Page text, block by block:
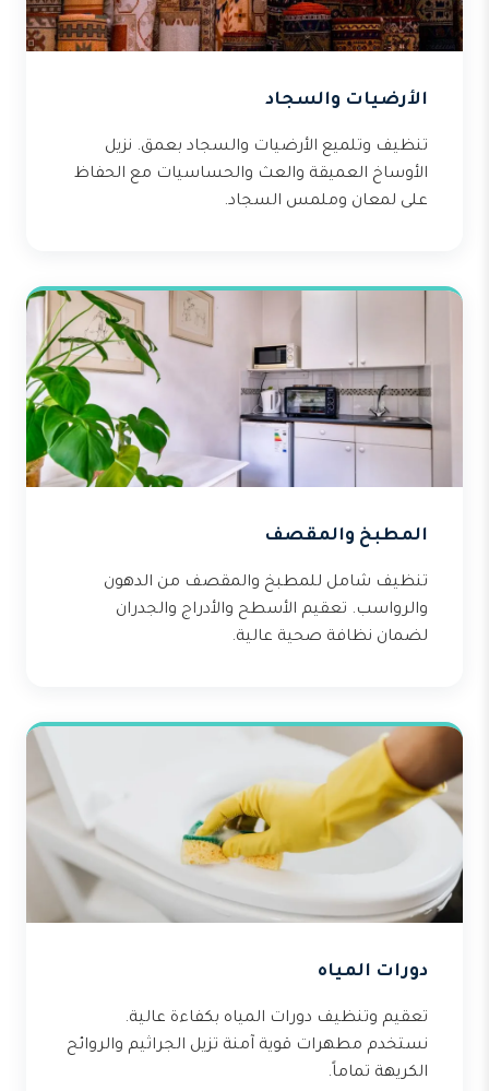
الأرضيات والسجاد
تنظيف وتلميع الأرضيات والسجاد بعمق. نزيل
الأوساخ العميقة والعث والحساسيات مع الحفاظ
على لمعان وملمس السجاد.
المطبخ والمقصف
تنظيف شامل للمطبخ والمقصف من الدهون
والرواسب. تعقيم الأسطح والأدراج والجدران
لضمان نظافة صحية عالية.
دورات المياه
تعقيم وتنظيف دورات المياه بكفاءة عالية.
نستخدم مطهرات قوية آمنة تزيل الجراثيم والروائح
الكريهة تماماً.